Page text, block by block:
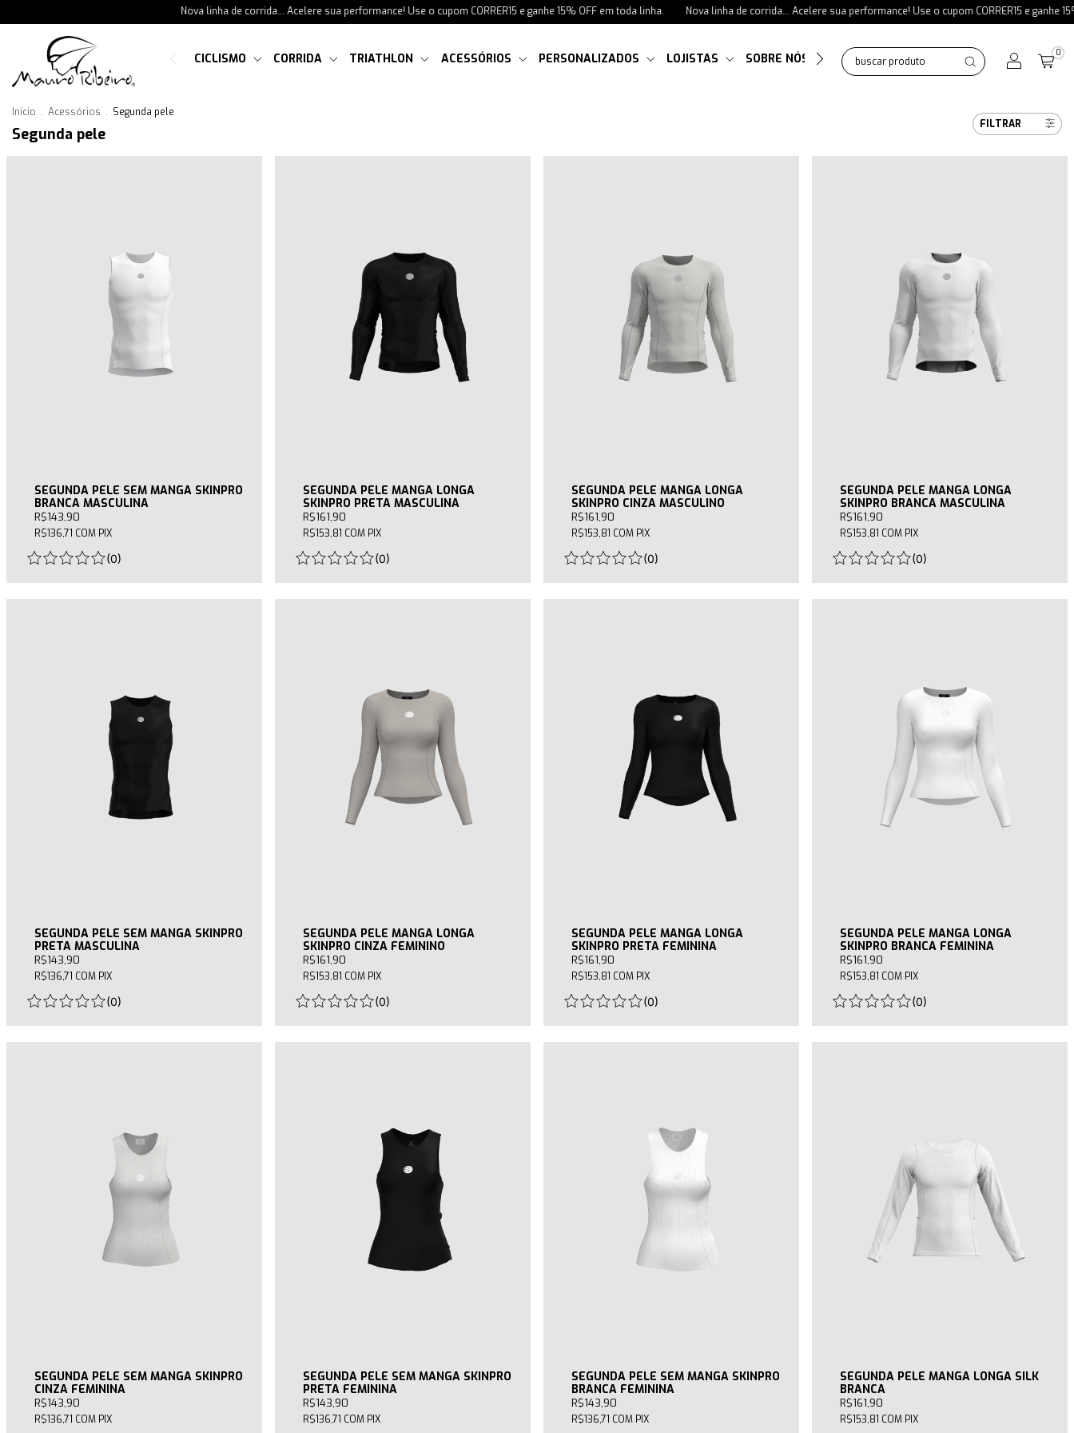
Nova linha de corrida... Acelere sua performance! Use o cupom CORRER15 e ganhe 15% OFF em toda linha. Nova linha de corrida... Acelere sua performance! Use o cupom CORRER15 e ganhe 15%
CICLISMO CORRIDA TRIATHLON ACESSÓRIOS PERSONALIZADOS LOJISTAS SOBRE NÓS GUIA DE MEDIDAS 0
Início . Acessórios . Segunda pele
Segunda pele
FILTRAR
SEGUNDA PELE SEM MANGA SKINPRO
BRANCA MASCULINA
R$143,90
R$136,71 COM PIX
(0)
SEGUNDA PELE MANGA LONGA
SKINPRO PRETA MASCULINA
R$161,90
R$153,81 COM PIX
(0)
SEGUNDA PELE MANGA LONGA
SKINPRO CINZA MASCULINO
R$161,90
R$153,81 COM PIX
(0)
SEGUNDA PELE MANGA LONGA
SKINPRO BRANCA MASCULINA
R$161,90
R$153,81 COM PIX
(0)
SEGUNDA PELE SEM MANGA SKINPRO
PRETA MASCULINA
R$143,90
R$136,71 COM PIX
(0)
SEGUNDA PELE MANGA LONGA
SKINPRO CINZA FEMININO
R$161,90
R$153,81 COM PIX
(0)
SEGUNDA PELE MANGA LONGA
SKINPRO PRETA FEMININA
R$161,90
R$153,81 COM PIX
(0)
SEGUNDA PELE MANGA LONGA
SKINPRO BRANCA FEMININA
R$161,90
R$153,81 COM PIX
(0)
SEGUNDA PELE SEM MANGA SKINPRO
CINZA FEMININA
R$143,90
R$136,71 COM PIX
SEGUNDA PELE SEM MANGA SKINPRO
PRETA FEMININA
R$143,90
R$136,71 COM PIX
SEGUNDA PELE SEM MANGA SKINPRO
BRANCA FEMININA
R$143,90
R$136,71 COM PIX
SEGUNDA PELE MANGA LONGA SILK
BRANCA
R$161,90
R$153,81 COM PIX